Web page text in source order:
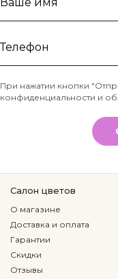
Ваше
Телефон
*
При нажатии кнопки
конфиденциальности и
Салон цветов
О магазине
Доставка и оплата
Гарантии
Скидки
Отзывы